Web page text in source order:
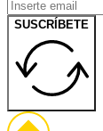
SUSCRÍBETE